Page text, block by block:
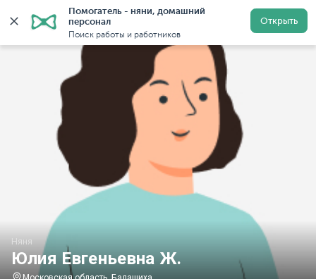
Помогатель - няни, домашний
персонал
Поиск работы и работников
Открыть
Главная Няни Няни в Московской области Няни
Юлия Евгеньевна Ж.
Няня